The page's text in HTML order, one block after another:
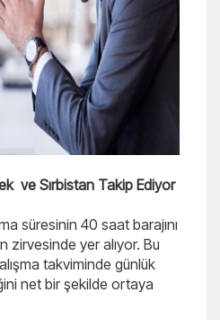
ve Sırbistan Takip Ediyor
süresinin 40 saat barajını
zirvesinde yer alıyor. Bu
takviminde günlük
net bir şekilde ortaya